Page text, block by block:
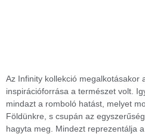
Az Infinity kollekció megalkotásakor
inspirációforrása a természet volt.
mindazt a romboló hatást, melyet
Földünkre, s csupán az
hagyta meg. Mindezt reprezentálja